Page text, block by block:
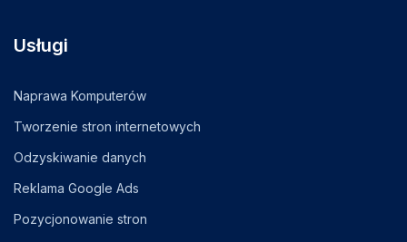
Usługi
Naprawa Komputerów
Tworzenie stron internetowych
Odzyskiwanie danych
Reklama Google Ads
Pozycjonowanie stron